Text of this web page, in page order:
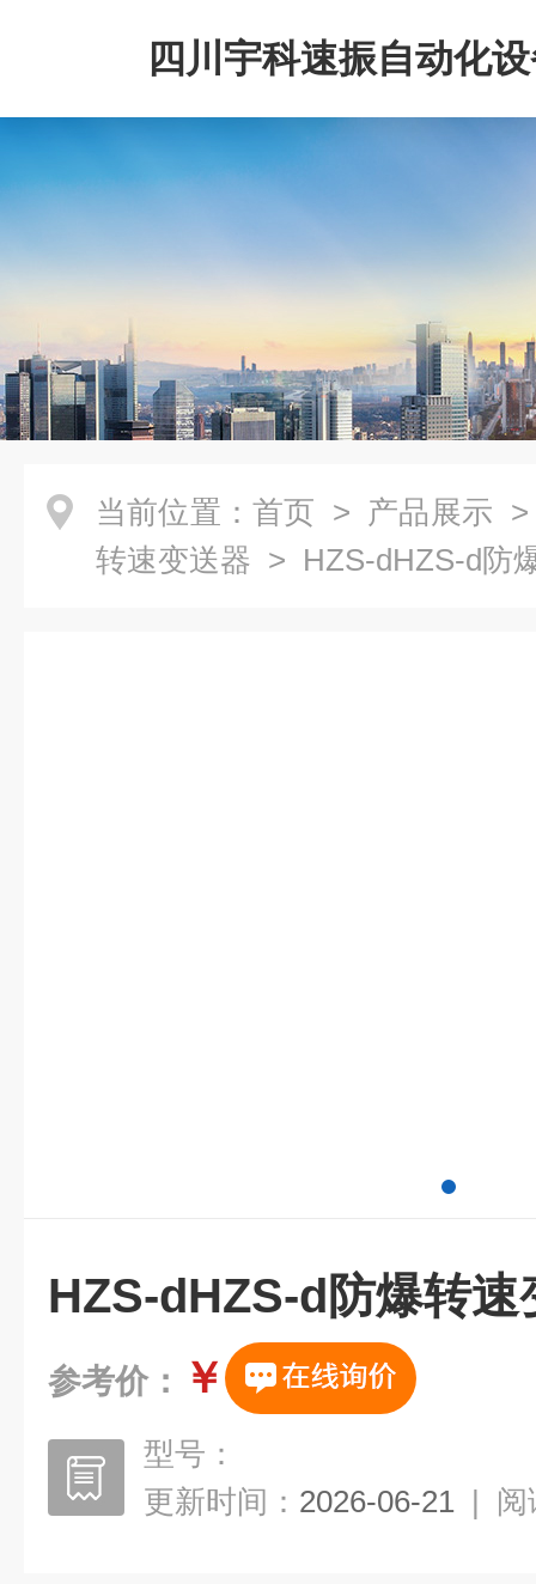
四川宇科速振自动化
公司
当前位置： 首页 > 产品展示
转速变送器 > HZS-dHZS-d防
HZS-dHZS-d防爆转速
参考价： ￥
型号：
更新时间： 2026-06-21 | 阅